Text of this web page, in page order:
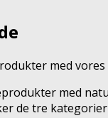
med
med
de tre